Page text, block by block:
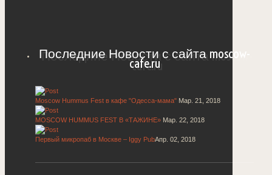
Последние Новости с сайта moscow-
cafe.ru
Moscow Hummus Fest в кафе "Одесса-мама" Мар. 21, 2018
MOSCOW HUMMUS FEST В «ТАЖИНЕ» Мар. 22, 2018
Первый микропаб в Москве – Iggy PubАпр. 02, 2018